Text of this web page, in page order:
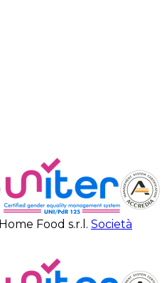
Food s.r.l. Società